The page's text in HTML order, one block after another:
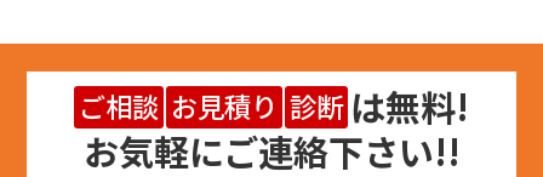
ご相談 お見積り 診断 は無料!
お気軽にご連絡下さい!!